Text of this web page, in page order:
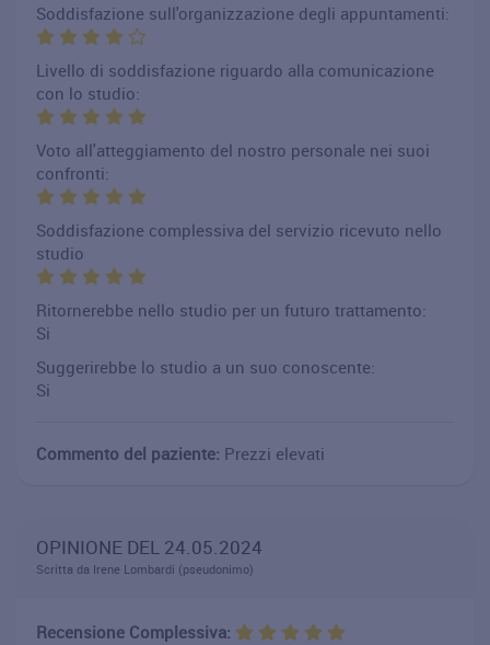
Soddisfazione sull'organizzazione degli appuntamenti:
Livello di soddisfazione riguardo alla comunicazione
con lo studio:
Voto all'atteggiamento del nostro personale nei suoi
confronti:
Soddisfazione complessiva del servizio ricevuto nello
studio
Ritornerebbe nello studio per un futuro trattamento:
Si
Suggerirebbe lo studio a un suo conoscente:
Si
Commento del paziente: Prezzi elevati
OPINIONE DEL 24.05.2024
Scritta da Irene Lombardi (pseudonimo)
Recensione Complessiva: